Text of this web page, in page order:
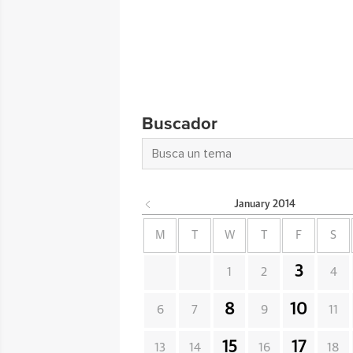
Buscador
January 2014
M W F S
1 2 3 4
6 7 8 9 10 11
13 14 15 16 17 18